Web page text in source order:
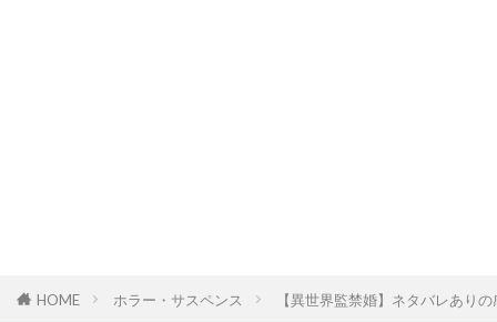
HOME ホラー・サスペンス 【異世界監禁婚】ネタバレあり